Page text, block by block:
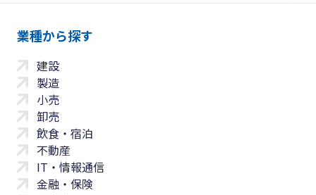
業種から探す
建設
製造
小売
卸売
飲食・宿泊
不動産
IT・情報通信
金融・保険